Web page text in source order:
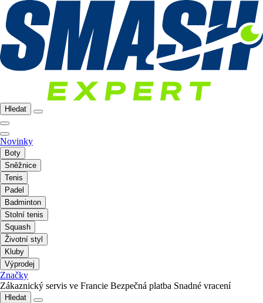
Hledat
Novinky
Boty
Sněžnice
Tenis
Padel
Badminton
Stolní tenis
Squash
Životní styl
Kluby
Výprodej
Značky
Zákaznický servis ve Francie Bezpečná platba Snadné vracení
Hledat